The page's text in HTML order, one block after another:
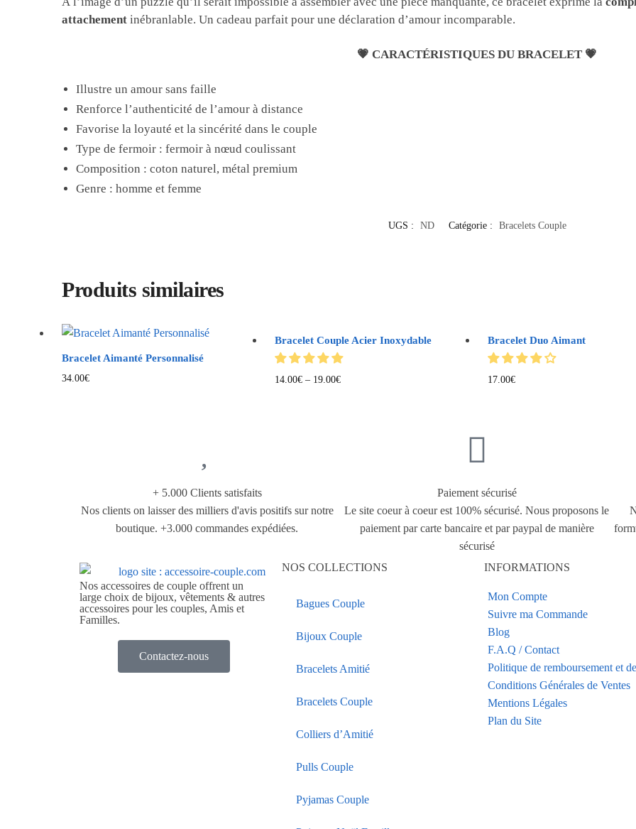
attachement inébranlable. Un cadeau parfait pour une déclaration d’amour incomparable.
💗 CARACTÉRISTIQUES DU BRACELET 💗
Illustre un amour sans faille
Renforce l’authenticité de l’amour à distance
Favorise la loyauté et la sincérité dans le couple
Type de fermoir : fermoir à nœud coulissant
Composition : coton naturel, métal premium
Genre : homme et femme
UGS : ND Catégorie : Bracelets Couple
Produits similaires
Bracelet Aimanté Personnalisé
34.00€
Bracelet Couple Acier Inoxydable
14.00€ – 19.00€
Bracelet Duo Aimant
17.00€
+ 5.000 Clients satisfaits
Nos clients on laisser des milliers d'avis positifs sur notre
boutique. +3.000 commandes expédiées.
Paiement sécurisé
Le site coeur à coeur est 100% sécurisé. Nous proposons le
paiement par carte bancaire et par paypal de manière
sécurisé
Nos accessoires de couple offrent un
large choix de bijoux, vêtements & autres
accessoires pour les couples, Amis et
Familles.
Contactez-nous
NOS COLLECTIONS
Bagues Couple
Bijoux Couple
Bracelets Amitié
Bracelets Couple
Colliers d’Amitié
Pulls Couple
Pyjamas Couple
INFORMATIONS
Mon Compte
Suivre ma Commande
Blog
F.A.Q / Contact
Politique de remboursement et
Conditions Générales de Ventes
Mentions Légales
Plan du Site